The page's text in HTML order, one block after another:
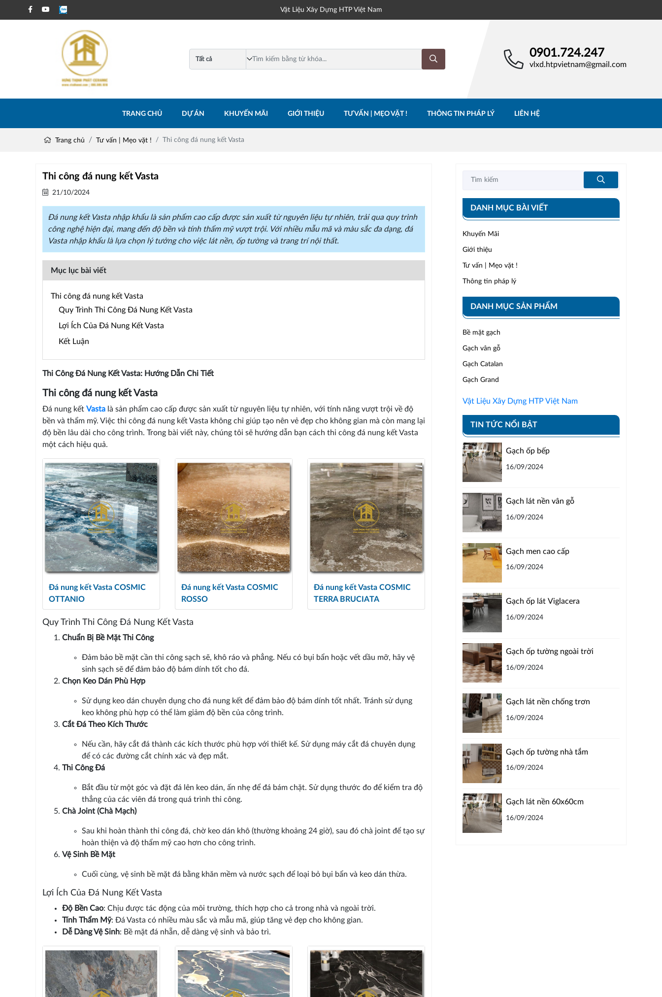
Vật Liệu Xây Dựng HTP Việt Nam
0901.724.247
vlxd.htpvietnam@gmail.com
TRANG CHỦ DỰ ÁN KHUYẾN MÃI GIỚI THIỆU TƯ VẤN | MẸO VẶT ! THÔNG TIN PHÁP LÝ LIÊN HỆ
Trang chủ Tư vấn | Mẹo vặt ! Thi công đá nung kết Vasta
Thi công đá nung kết Vasta
21/10/2024
Đá nung kết Vasta nhập khẩu là sản phẩm cao cấp được sản xuất từ nguyên liệu tự nhiên, trải qua quy trình
công nghệ hiện đại, mang đến độ bền và tính thẩm mỹ vượt trội. Với nhiều mẫu mã và màu sắc đa dạng, đá
Vasta nhập khẩu là lựa chọn lý tưởng cho việc lát nền, ốp tường và trang trí nội thất.
Mục lục bài viết
Thi công đá nung kết Vasta
Quy Trình Thi Công Đá Nung Kết Vasta
Lợi Ích Của Đá Nung Kết Vasta
Kết Luận
Thi Công Đá Nung Kết Vasta: Hướng Dẫn Chi Tiết
Thi công đá nung kết Vasta
Đá nung kết Vasta là sản phẩm cao cấp được sản xuất từ nguyên liệu tự nhiên, với tính năng vượt trội về độ
bền và thẩm mỹ. Việc thi công đá nung kết Vasta không chỉ giúp tạo nên vẻ đẹp cho không gian mà còn mang lại
độ bền lâu dài cho công trình. Trong bài viết này, chúng tôi sẽ hướng dẫn bạn cách thi công đá nung kết Vasta
một cách hiệu quả.
Đá nung kết Vasta COSMIC
OTTANIO
Đá nung kết Vasta COSMIC
ROSSO
Đá nung kết Vasta COSMIC
TERRA BRUCIATA
Quy Trình Thi Công Đá Nung Kết Vasta
Chuẩn Bị Bề Mặt Thi Công
Đảm bảo bề mặt cần thi công sạch sẽ, khô ráo và phẳng. Nếu có bụi bẩn hoặc vết dầu mỡ, hãy vệ
sinh sạch sẽ để đảm bảo độ bám dính tốt cho đá.
Chọn Keo Dán Phù Hợp
Sử dụng keo dán chuyên dụng cho đá nung kết để đảm bảo độ bám dính tốt nhất. Tránh sử dụng
keo không phù hợp có thể làm giảm độ bền của công trình.
Cắt Đá Theo Kích Thước
Nếu cần, hãy cắt đá thành các kích thước phù hợp với thiết kế. Sử dụng máy cắt đá chuyên dụng
để có các đường cắt chính xác và đẹp mắt.
Thi Công Đá
Bắt đầu từ một góc và đặt đá lên keo dán, ấn nhẹ để đá bám chặt. Sử dụng thước đo để kiểm tra độ
thẳng của các viên đá trong quá trình thi công.
Chà Joint (Chà Mạch)
Sau khi hoàn thành thi công đá, chờ keo dán khô (thường khoảng 24 giờ), sau đó chà joint để tạo sự
hoàn thiện và độ thẩm mỹ cao hơn cho công trình.
Vệ Sinh Bề Mặt
Cuối cùng, vệ sinh bề mặt đá bằng khăn mềm và nước sạch để loại bỏ bụi bẩn và keo dán thừa.
Lợi Ích Của Đá Nung Kết Vasta
Độ Bền Cao: Chịu được tác động của môi trường, thích hợp cho cả trong nhà và ngoài trời.
Tính Thẩm Mỹ: Đá Vasta có nhiều màu sắc và mẫu mã, giúp tăng vẻ đẹp cho không gian.
Dễ Dàng Vệ Sinh: Bề mặt đá nhẵn, dễ dàng vệ sinh và bảo trì.
DANH MỤC BÀI VIẾT
Khuyến Mãi
Giới thiệu
Tư vấn | Mẹo vặt !
Thông tin pháp lý
DANH MỤC SẢN PHẨM
Bề mặt gạch
Gạch vân gỗ
Gạch Catalan
Gạch Grand
Vật Liệu Xây Dựng HTP Việt Nam
TIN TỨC NỔI BẬT
Gạch ốp bếp
16/09/2024
Gạch lát nền vân gỗ
16/09/2024
Gạch men cao cấp
16/09/2024
Gạch ốp lát Viglacera
16/09/2024
Gạch ốp tường ngoài trời
16/09/2024
Gạch lát nền chống trơn
16/09/2024
Gạch ốp tường nhà tắm
16/09/2024
Gạch lát nền 60x60cm
16/09/2024